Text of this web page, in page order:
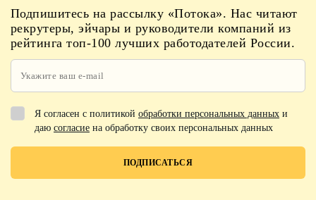
Подпишитесь на рассылку «Потока». Нас читают
рекрутеры, эйчары и руководители компаний из
рейтинга топ-100 лучших работодателей России.
Я согласен с политикой обработки персональных данных и
даю согласие на обработку своих персональных данных